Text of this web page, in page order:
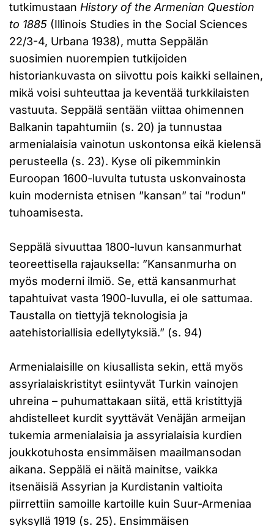
tutkimustaan History of the Armenian Question
to 1885 (Illinois Studies in the Social Sciences
22/3-4, Urbana 1938), mutta Seppälän
suosimien nuorempien tutkijoiden
historiankuvasta on siivottu pois kaikki sellainen,
mikä voisi suhteuttaa ja keventää turkkilaisten
vastuuta. Seppälä sentään viittaa ohimennen
Balkanin tapahtumiin (s. 20) ja tunnustaa
armenialaisia vainotun uskontonsa eikä kielensä
perusteella (s. 23). Kyse oli pikemminkin
Euroopan 1600-luvulta tutusta uskonvainosta
kuin modernista etnisen ”kansan” tai ”rodun”
tuhoamisesta.
Seppälä sivuuttaa 1800-luvun kansanmurhat
teoreettisella rajauksella: ”Kansanmurha on
myös moderni ilmiö. Se, että kansanmurhat
tapahtuivat vasta 1900-luvulla, ei ole sattumaa.
Taustalla on tiettyjä teknologisia ja
aatehistoriallisia edellytyksiä.” (s. 94)
Armenialaisille on kiusallista sekin, että myös
assyrialaiskristityt esiintyvät Turkin vainojen
uhreina – puhumattakaan siitä, että kristittyjä
ahdistelleet kurdit syyttävät Venäjän armeijan
tukemia armenialaisia ja assyrialaisia kurdien
joukkotuhosta ensimmäisen maailmansodan
aikana. Seppälä ei näitä mainitse, vaikka
itsenäisiä Assyrian ja Kurdistanin valtioita
piirrettiin samoille kartoille kuin Suur-Armeniaa
syksyllä 1919 (s. 25). Ensimmäisen